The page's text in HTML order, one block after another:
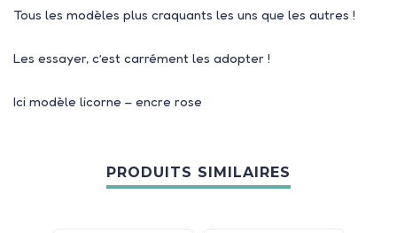
Tous les modèles plus craquants les uns que les autres !
Les essayer, c’est carrément les adopter !
Ici modèle licorne – encre rose
PRODUITS SIMILAIRES